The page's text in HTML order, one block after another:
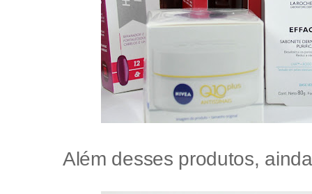
Além desses produtos,